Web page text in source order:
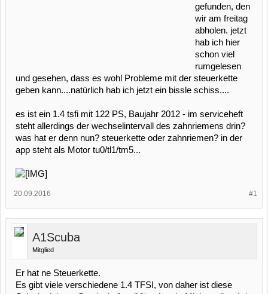
gefunden, den
wir am freitag
abholen. jetzt
hab ich hier
schon viel
rumgelesen
und gesehen, dass es wohl Probleme mit der steuerkette
geben kann....natürlich hab ich jetzt ein bissle schiss....
es ist ein 1.4 tsfi mit 122 PS, Baujahr 2012 - im serviceheft
steht allerdings der wechselintervall des zahnriemens drin?
was hat er denn nun? steuerkette oder zahnriemen? in der
app steht als Motor tu0/tl1/tm5...
#1
20.09.2016
A1Scuba
Mitglied
Er hat ne Steuerkette.
Es gibt viele verschiedene 1.4 TFSI, von daher ist diese